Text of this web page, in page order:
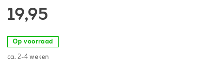
19,95
Op voorraad
ca. 2-4 weken